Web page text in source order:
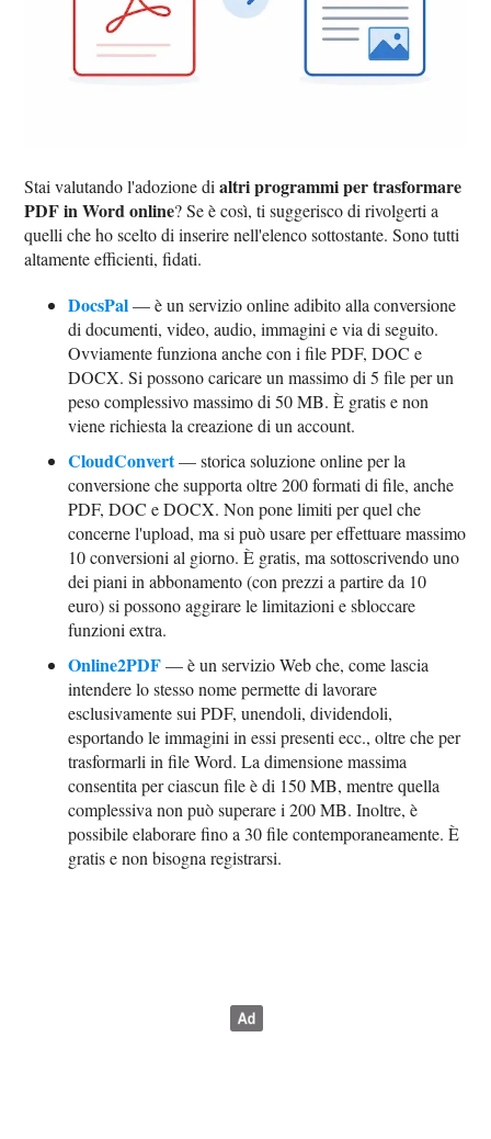
Stai valutando l'adozione dialtri programmi per trasformare
PDF in Word online? Se è così, ti suggerisco di rivolgerti a
quelli che ho scelto di inserire nell'elenco sottostante. Sono tutti
altamente efficienti, fidati.
DocsPal— è un servizio online adibito alla conversione
di documenti, video, audio, immagini e via di seguito.
Ovviamente funziona anche con i file PDF, DOC e
DOCX. Si possono caricare un massimo di 5 file per un
peso complessivo massimo di 50 MB. È gratis e non
viene richiesta la creazione di un account.
CloudConvert— storica soluzione online per la
conversione che supporta oltre 200 formati di file, anche
PDF, DOC e DOCX. Non pone limiti per quel che
concerne l'upload, ma si può usare per effettuare massimo
10 conversioni al giorno. È gratis, ma sottoscrivendo uno
dei piani in abbonamento (con prezzi a partire da 10
euro) si possono aggirare le limitazioni e sbloccare
funzioni extra.
Online2PDF— è un servizio Web che, come lascia
intendere lo stesso nome permette di lavorare
esclusivamente sui PDF, unendoli, dividendoli,
esportando le immagini in essi presenti ecc., oltre che per
trasformarli in file Word. La dimensione massima
consentita per ciascun file è di 150 MB, mentre quella
complessiva non può superare i 200 MB. Inoltre, è
possibile elaborare fino a 30 file contemporaneamente. È
gratis e non bisogna registrarsi.